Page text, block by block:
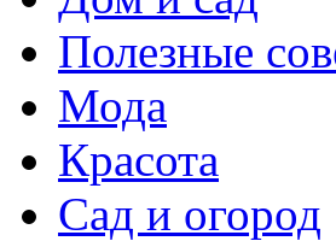
Полезные
Мода
Красота
Сад и огород